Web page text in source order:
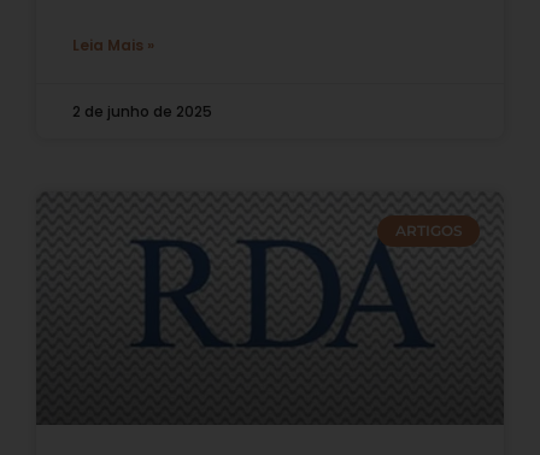
Leia Mais »
2 de junho de 2025
ARTIGOS